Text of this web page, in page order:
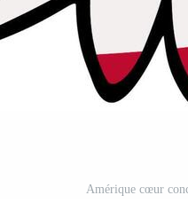
Amérique cœur